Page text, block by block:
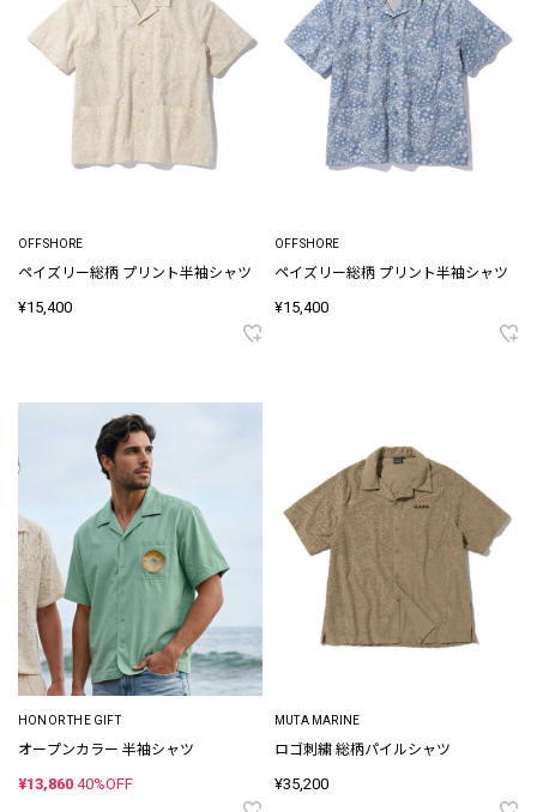
OFFSHORE
ペイズリー総柄 プリント半袖シャツ
¥15,400
OFFSHORE
ペイズリー総柄 プリント半袖シャツ
¥15,400
HONOR THE GIFT
オープンカラー 半袖シャツ
¥13,860 40%OFF
MUTA MARINE
ロゴ刺繍 総柄パイルシャツ
¥35,200